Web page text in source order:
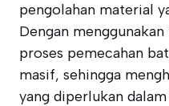
pengolahan material
Dengan
proses pemecahan
masif, sehingga
yang diperlukan